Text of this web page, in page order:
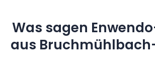
Was sagen
aus